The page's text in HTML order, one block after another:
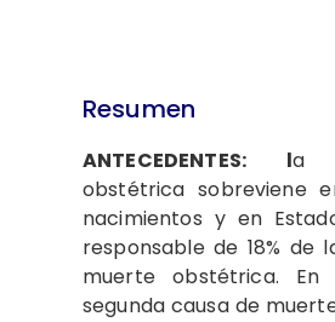
Resumen
ANTECEDENTES: la
obstétrica sobreviene
nacimientos y en
responsable de 18% de
muerte obstétrica.
segunda causa de